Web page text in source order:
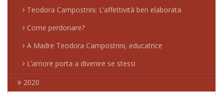
Teodora Campostrini: L’affettività ben elaborata
Come perdonare?
A Madre Teodora Campostrini, educatrice
L’amore porta a divenire se stessi
2020